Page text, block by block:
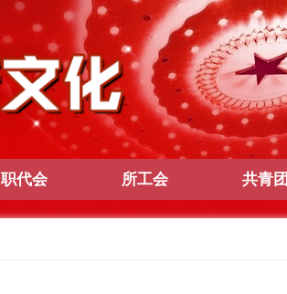
职代会 所工会 共青团